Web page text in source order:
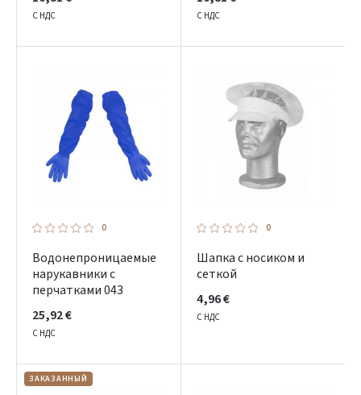
С НДС С НДС
0
Водонепроницаемые
нарукавники с
перчатками 043
25,92 €
С НДС
0
Шапка с носиком и
сеткой
4,96 €
С НДС
ЗАКАЗАННЫЙ
Google